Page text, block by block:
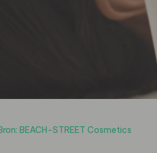
BEACH-STREET Cosmetics